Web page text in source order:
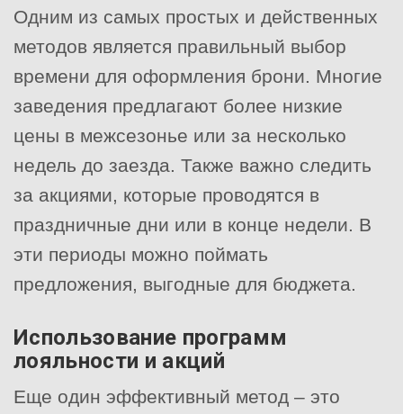
Одним из самых простых и действенных
методов является правильный выбор
времени для оформления брони. Многие
заведения предлагают более низкие
цены в межсезонье или за несколько
недель до заезда. Также важно следить
за акциями, которые проводятся в
праздничные дни или в конце недели. В
эти периоды можно поймать
предложения, выгодные для бюджета.
Использование программ
лояльности и акций
Еще один эффективный метод – это